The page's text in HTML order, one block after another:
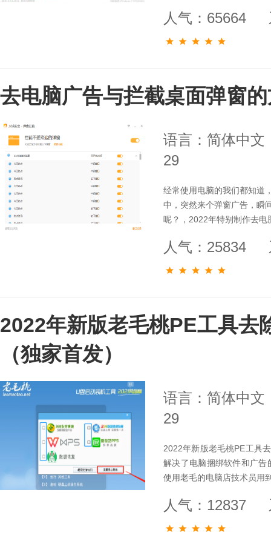
人气：65664
去电脑广告与拦截桌面弹窗
语言：简体中文
29
经常使用电脑的我们都知道
中，突然来个弹窗广告，瞬
呢？，2022年特别制作去
人气：25834
2022年新版老毛桃PE工具去
（独家首发）
语言：简体中文
29
2022年新版老毛桃PE工具
解决了电脑捆绑软件和广告
使用老毛的电脑店技术员用
人气：12837